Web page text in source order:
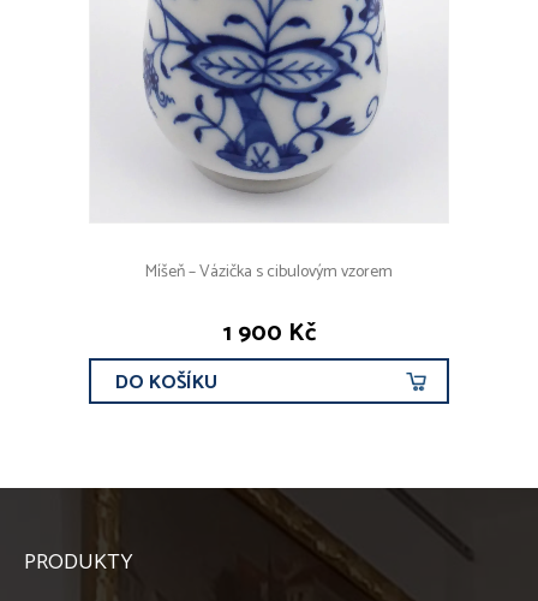
Míšeň – Vázička s cibulovým vzorem
1 900 Kč
DO KOŠÍKU
PRODUKTY